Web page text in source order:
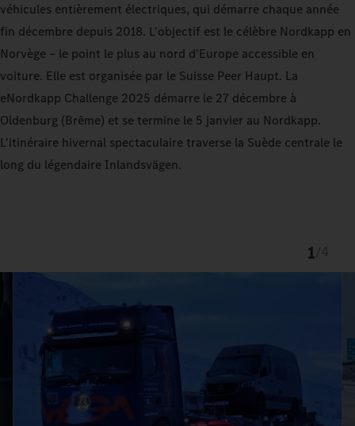
véhicules entièrement électriques, qui démarre chaque année
fin décembre depuis 2018. L'objectif est le célèbre Nordkapp en
Norvège – le point le plus au nord d'Europe accessible en
voiture. Elle est organisée par le Suisse Peer Haupt. La
eNordkapp Challenge 2025 démarre le 27 décembre à
Oldenburg (Brême) et se termine le 5 janvier au Nordkapp.
L'itinéraire hivernal spectaculaire traverse la Suède centrale le
long du légendaire Inlandsvägen.
1